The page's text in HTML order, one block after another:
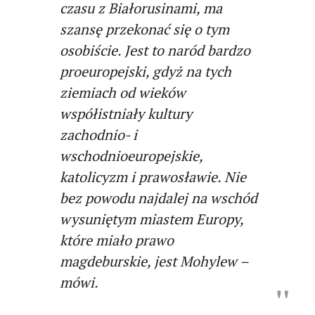
czasu z Białorusinami, ma
szansę przekonać się o tym
osobiście. Jest to naród bardzo
proeuropejski, gdyż na tych
ziemiach od wieków
współistniały kultury
zachodnio- i
wschodnioeuropejskie,
katolicyzm i prawosławie. Nie
bez powodu najdalej na wschód
wysuniętym miastem Europy,
które miało prawo
magdeburskie, jest Mohylew –
mówi.